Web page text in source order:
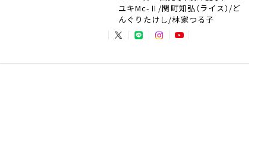
ユキMc-Ⅱ/関町知弘（ライス）/ど
んぐりたけし/林家つる子